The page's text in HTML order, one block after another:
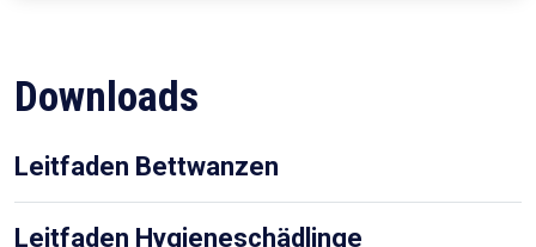
Downloads
Leitfaden Bettwanzen
Leitfaden Hygieneschädlinge